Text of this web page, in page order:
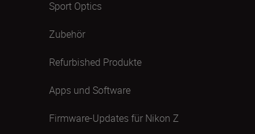
Sport Optics
Zubehör
Refurbished Produkte
Apps und Software
Firmware-Updates für Nikon Z